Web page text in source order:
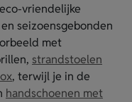
vriendelijke
seizoensgebonden
met
strandstoelen
, terwijl je in de
handschoenen met